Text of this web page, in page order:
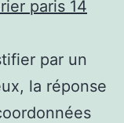
paris 14
par un
la réponse